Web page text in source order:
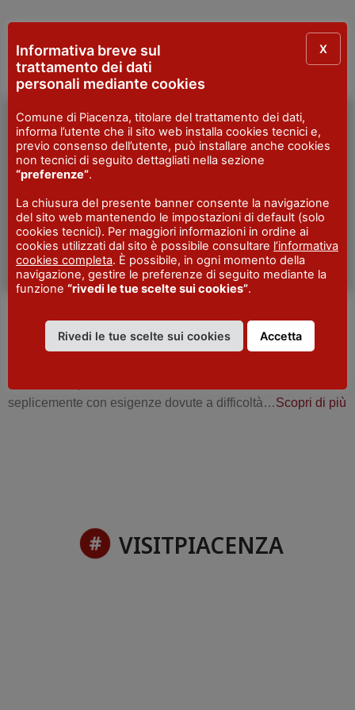
ACCESSIBILITÀ
Piacenza per tutti, progetto per una nuova mappa che
di Piacenza per coloro che con carrozzine, carrozzelle o
seplicemente con esigenze dovute a difficoltà…Scopri di più
VISITPIACENZA
Informativa breve sul
trattamento dei dati
personali mediante cookies
Comune di Piacenza, titolare del trattamento dei dati,
informa l’utente che il sito web installa cookies tecnici e,
previo consenso dell’utente, può installare anche cookies
non tecnici di seguito dettagliati nella sezione
“preferenze”.
La chiusura del presente banner consente la navigazione
del sito web mantenendo le impostazioni di default (solo
cookies tecnici). Per maggiori informazioni in ordine ai
cookies utilizzati dal sito è possibile consultare l’informativa
cookies completa. È possibile, in ogni momento della
navigazione, gestire le preferenze di seguito mediante la
funzione “rivedi le tue scelte sui cookies”.
Rivedi le tue scelte sui cookies Accetta
X